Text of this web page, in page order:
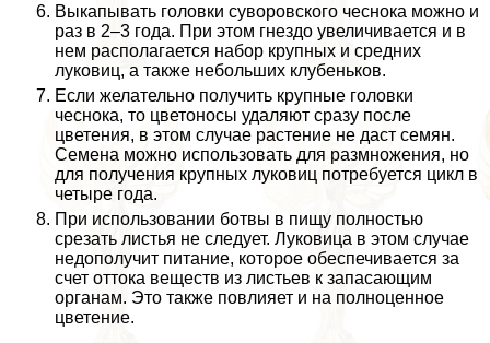
Выкапывать головки суворовского чеснока можно и
раз в 2–3 года. При этом гнездо увеличивается и в
нем располагается набор крупных и средних
луковиц, а также небольших клубеньков.
Если желательно получить крупные головки
чеснока, то цветоносы удаляют сразу после
цветения, в этом случае растение не даст семян.
Семена можно использовать для размножения, но
для получения крупных луковиц потребуется цикл в
четыре года.
При использовании ботвы в пищу полностью
срезать листья не следует. Луковица в этом случае
недополучит питание, которое обеспечивается за
счет оттока веществ из листьев к запасающим
органам. Это также повлияет и на полноценное
цветение.